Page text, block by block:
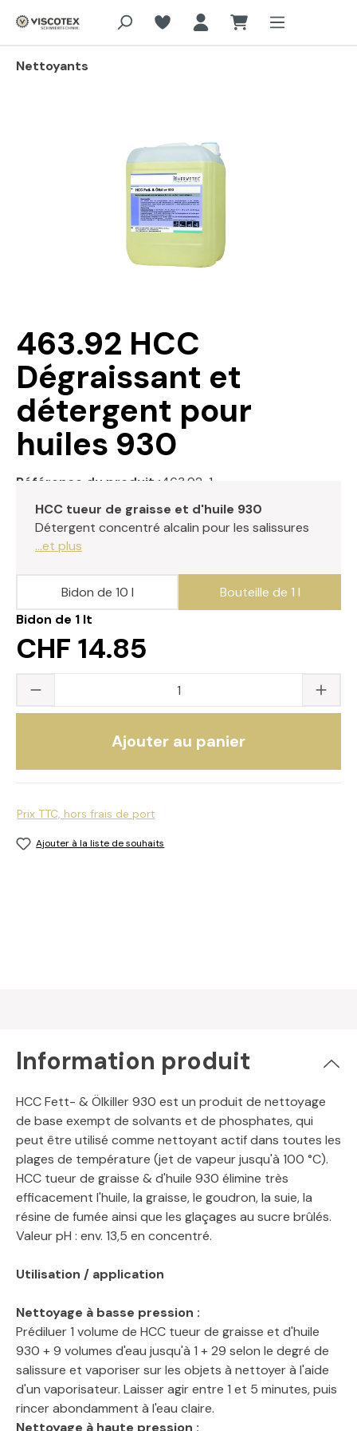
Aller au contenu principal
Nettoyants
463.92 HCC
Dégraissant et
détergent pour
huiles 930
Référence du produit : 463.92-1
HCC tueur de graisse et d'huile 930
Détergent concentré alcalin pour les salissures
...et plus
Bidon de 1 lt
CHF 14.85
Bidon de 10 l Bouteille de 1 l
Quantité du produit : saisissez la valeur
Ajouter au panier
Prix TTC, hors frais de port
Ajouter à la liste de souhaits
Information produit
HCC Fett- & Ölkiller 930 est un produit de nettoyage
de base exempt de solvants et de phosphates, qui
peut être utilisé comme nettoyant actif dans toutes les
plages de température (jet de vapeur jusqu'à 100 °C).
HCC tueur de graisse & d'huile 930 élimine très
efficacement l'huile, la graisse, le goudron, la suie, la
résine de fumée ainsi que les glaçages au sucre brûlés.
Valeur pH : env. 13,5 en concentré.
Utilisation / application
Nettoyage à basse pression :
Prédiluer 1 volume de HCC tueur de graisse et d'huile
930 + 9 volumes d'eau jusqu'à 1 + 29 selon le degré de
salissure et vaporiser sur les objets à nettoyer à l'aide
d'un vaporisateur. Laisser agir entre 1 et 5 minutes, puis
rincer abondamment à l'eau claire.
Nettoyage à haute pression :